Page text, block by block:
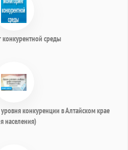
среды
конкуренции в Алтайском крае
населения)